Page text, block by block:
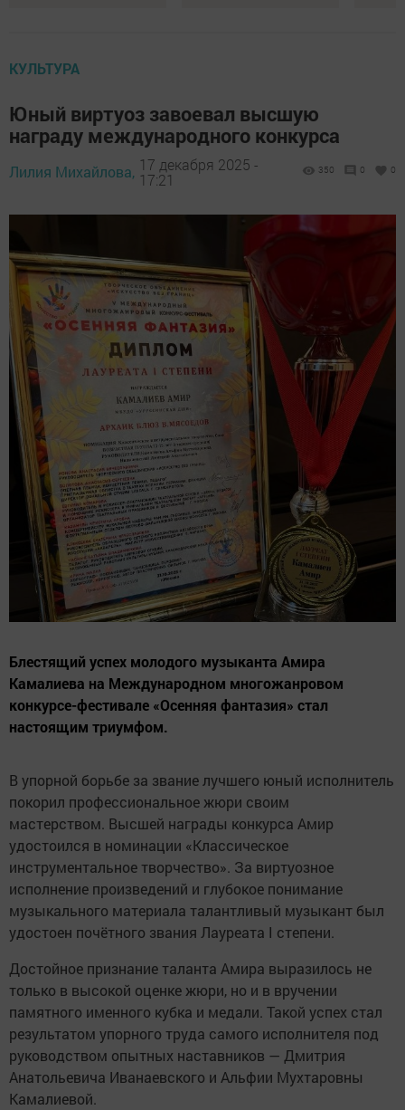
КУЛЬТУРА
Юный виртуоз завоевал высшую
награду международного конкурса
Лилия Михайлова, 17 декабря 2025 -
17:21
350 0 0
Блестящий успех молодого музыканта Амира
Камалиева на Международном многожанровом
конкурсе-фестивале «Осенняя фантазия» стал
настоящим триумфом.
В упорной борьбе за звание лучшего юный исполнитель
покорил профессиональное жюри своим
мастерством. Высшей награды конкурса Амир
удостоился в номинации «Классическое
инструментальное творчество». За виртуозное
исполнение произведений и глубокое понимание
музыкального материала талантливый музыкант был
удостоен почётного звания Лауреата I степени.
Достойное признание таланта Амира выразилось не
только в высокой оценке жюри, но и в вручении
памятного именного кубка и медали. Такой успех стал
результатом упорного труда самого исполнителя под
руководством опытных наставников — Дмитрия
Анатольевича Иванаевского и Альфии Мухтаровны
Камалиевой.